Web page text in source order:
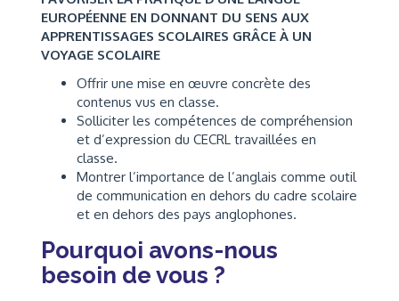
EUROPÉENNE EN DONNANT DU SENS AUX
APPRENTISSAGES SCOLAIRES GRÂCE À UN
VOYAGE SCOLAIRE
Offrir une mise en œuvre concrète des
contenus vus en classe.
Solliciter les compétences de compréhension
et d’expression du CECRL travaillées en
classe.
Montrer l’importance de l’anglais comme outil
de communication en dehors du cadre scolaire
et en dehors des pays anglophones.
Pourquoi avons-nous
besoin de vous ?